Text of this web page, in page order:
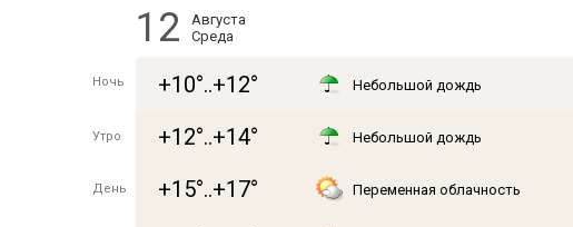
12
Августа
Среда
Ночь +10°..+12° Небольшой дождь
Утро +12°..+14° Небольшой дождь
День +15°..+17° Переменная облачность